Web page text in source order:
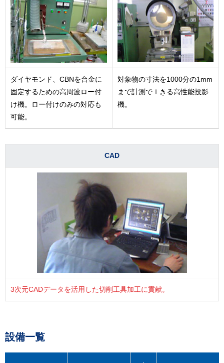
ダイヤモンド、CBNを台金に
固定するための高周波ロー付
け機。ロー付けのみの対応も
可能。
対象物の寸法を1000分の1mm
まで計測でｌきる高性能投影
機。
CAD
3次元CADデータを活用した切削工具加工に貢献。
設備一覧